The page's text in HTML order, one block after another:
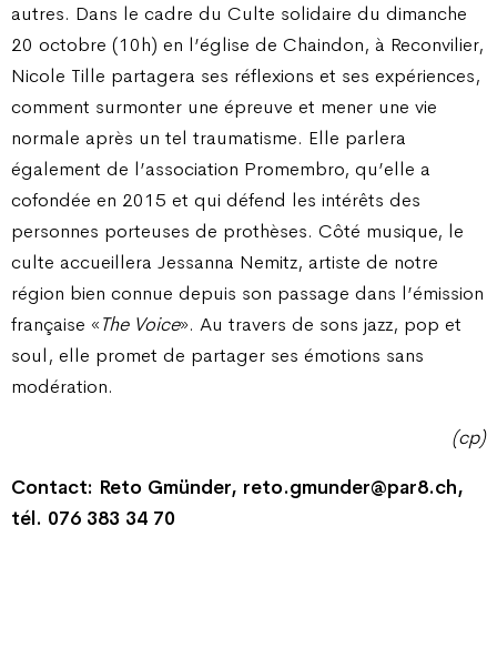
autres. Dans le cadre du Culte solidaire du dimanche
20 octobre (10h) en l’église de Chaindon, à Reconvilier,
Nicole Tille partagera ses réflexions et ses expériences,
comment surmonter une épreuve et mener une vie
normale après un tel traumatisme. Elle parlera
également de l’association Promembro, qu’elle a
cofondée en 2015 et qui défend les intérêts des
personnes porteuses de prothèses. Côté musique, le
culte accueillera Jessanna Nemitz, artiste de notre
région bien connue depuis son passage dans l’émission
française «The Voice». Au travers de sons jazz, pop et
soul, elle promet de partager ses émotions sans
modération.
(cp)
Contact: Reto Gmünder, reto.gmunder@par8.ch,
tél. 076 383 34 70